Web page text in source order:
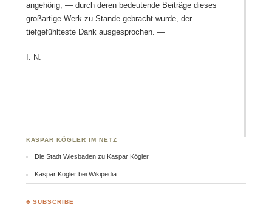
angehörig, — durch deren bedeutende Beiträge dieses
großartige Werk zu Stande gebracht wurde, der
tiefgefühlteste Dank ausgesprochen. —
I. N.
KASPAR KÖGLER IM NETZ
Die Stadt Wiesbaden zu Kaspar Kögler
Kaspar Kögler bei Wikipedia
♣ SUBSCRIBE